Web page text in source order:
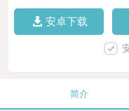
安卓下载
简介